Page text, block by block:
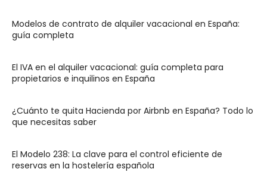
Modelos de contrato de alquiler vacacional en España:
guía completa
El IVA en el alquiler vacacional: guía completa para
propietarios e inquilinos en España
¿Cuánto te quita Hacienda por Airbnb en España? Todo lo
que necesitas saber
El Modelo 238: La clave para el control eficiente de
reservas en la hostelería española